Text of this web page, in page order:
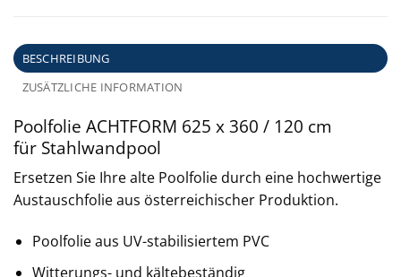
BESCHREIBUNG
ZUSÄTZLICHE INFORMATION
Poolfolie ACHTFORM 625 x 360 / 120 cm
für Stahlwandpool
Ersetzen Sie Ihre alte Poolfolie durch eine hochwertige
Austauschfolie aus österreichischer Produktion.
Poolfolie aus UV-stabilisiertem PVC
Witterungs- und kältebeständig